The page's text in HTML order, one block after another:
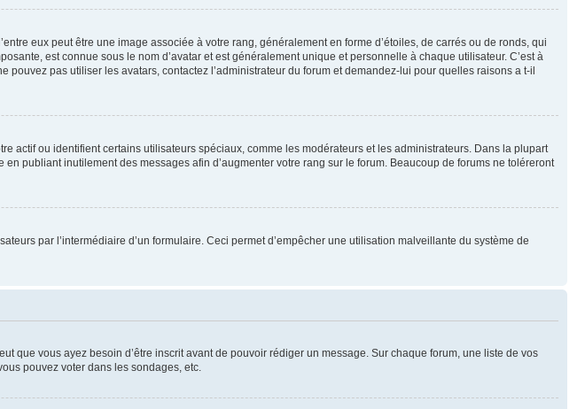
eux peut être une image associée à votre rang, généralement en forme d’étoiles, de carrés ou de ronds, qui
est connue sous le nom d’avatar et est généralement unique et personnelle à chaque utilisateur. C’est à
pas utiliser les avatars, contactez l’administrateur du forum et demandez-lui pour quelles raisons a t-il
actif ou identifient certains utilisateurs spéciaux, comme les modérateurs et les administrateurs. Dans la plupart
publiant inutilement des messages afin d’augmenter votre rang sur le forum. Beaucoup de forums ne toléreront
par l’intermédiaire d’un formulaire. Ceci permet d’empêcher une utilisation malveillante du système de
que vous ayez besoin d’être inscrit avant de pouvoir rédiger un message. Sur chaque forum, une liste de vos
pouvez voter dans les sondages, etc.